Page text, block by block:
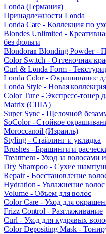
Londa (Германия)
Принадлежности Londa
Londa Care - Коллекция по
Blondes Unlimited -
без фольги
Blondoran Blonding Powder -
Color Switch - Оттеночная
Curl & Londa Form -
Londa Color - Окрашивание
Londa Style - Новая
Color Tune - Экспресс-тонер
Matrix (США)
Super Sync - Щелочной
SoColor - Стойкое
Moroccanoil (Израиль)
Styling - Стайлинг и укладка
Brushes - Брашинги и
Treatment - Уход за волосами
Dry Shampoo - Сухие
Repair - Восстановление
Hydration - Увлажнение волос
Volume - Объем для волос
Color Care - Уход для
Frizz Control - Разглаживание
Curl - Уход для кудрявых
Color Depositing Mask -